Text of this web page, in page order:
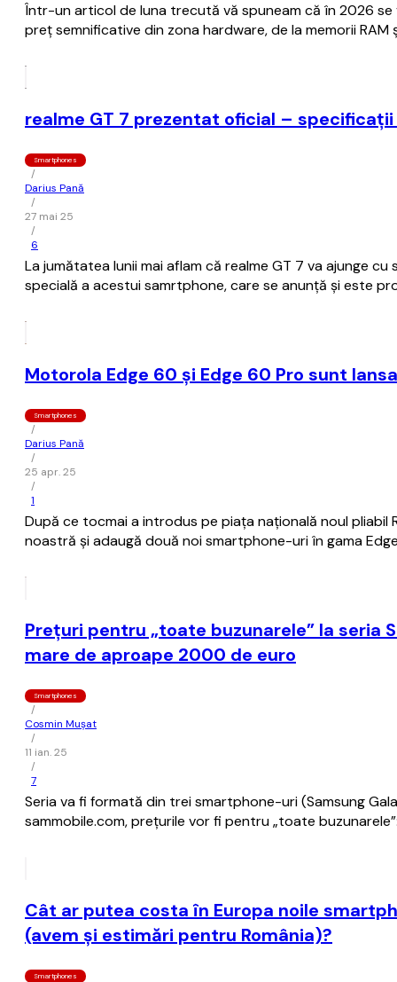
Într-un articol de luna trecută vă spuneam că în 2026
preţ semnificative din zona hardware, de la memorii
realme GT 7 prezentat oficial –
Smartphones
/
Darius Pană
/
27 mai 25
/
6
La jumătatea lunii mai aflam că realme GT 7 va ajunge
specială a acestui samrtphone, care se anunță și este
Motorola Edge 60 și Edge 60 Pro sunt
Smartphones
/
Darius Pană
/
25 apr. 25
/
1
După ce tocmai a introdus pe piața națională noul pliabil
noastră și adaugă două noi smartphone-uri în gama
Preţuri pentru „toate buzunarele” la seria
mare de aproape 2000 de euro
Smartphones
/
Cosmin Mușat
/
11 ian. 25
/
7
Seria va fi formată din trei smartphone-uri (Samsung
sammobile.com, preţurile vor fi pentru „toate
Cât ar putea costa în Europa noile
(avem şi estimări pentru România)?
Smartphones